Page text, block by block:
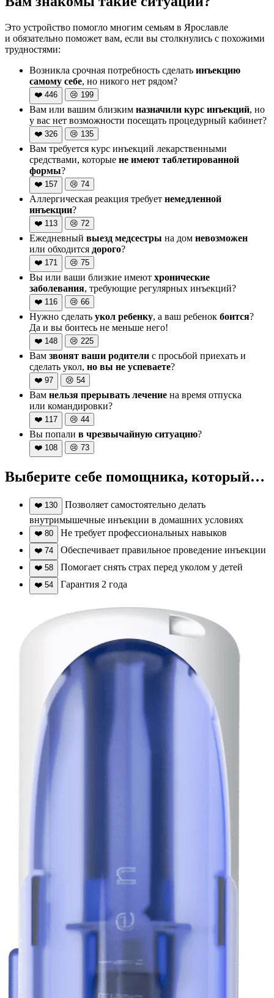
Это устройство помогло многим семьям в Ярославле
и обязательно поможет вам, если вы столкнулись с похожими
трудностями:
Возникла срочная потребность сделать инъекцию
самому себе, но никого нет рядом?
❤️ 446 😢 199
Вам или вашим близким назначили курс инъекций, но
у вас нет возможности посещать процедурный кабинет?
❤️ 326 😢 135
Вам требуется курс инъекций лекарственными
средствами, которые не имеют таблетированной
формы?
❤️ 157 😢 74
Аллергическая реакция требует немедленной
инъекции?
❤️ 113 😢 72
Ежедневный выезд медсестры на дом невозможен
или обходится дорого?
❤️ 171 😢 75
Вы или ваши близкие имеют хронические
заболевания, требующие регулярных инъекций?
❤️ 116 😢 66
Нужно сделать укол ребенку, а ваш ребенок боится?
Да и вы боитесь не меньше него!
❤️ 148 😢 225
Вам звонят ваши родители с просьбой приехать и
сделать укол, но вы не успеваете?
❤️ 97 😢 54
Вам нельзя прерывать лечение на время отпуска
или командировки?
❤️ 117 😢 44
Вы попали в чрезвычайную ситуацию?
❤️ 108 😢 73
Выберите себе помощника, который…
❤️ 130
Позволяет самостоятельно делать
внутримышечные инъекции в домашних условиях
❤️ 80 Не требует профессиональных навыков
❤️ 74 Обеспечивает правильное проведение инъекции
❤️ 58 Помогает снять страх перед уколом у детей
❤️ 54 Гарантия 2 года